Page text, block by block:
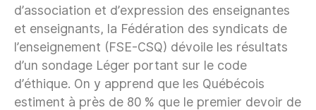
d’association et d’expression des enseignantes
et enseignants, la Fédération des syndicats de
l’enseignement (FSE-CSQ) dévoile les résultats
d’un sondage Léger portant sur le code
d’éthique. On y apprend que les Québécois
estiment à près de 80 % que le premier devoir de